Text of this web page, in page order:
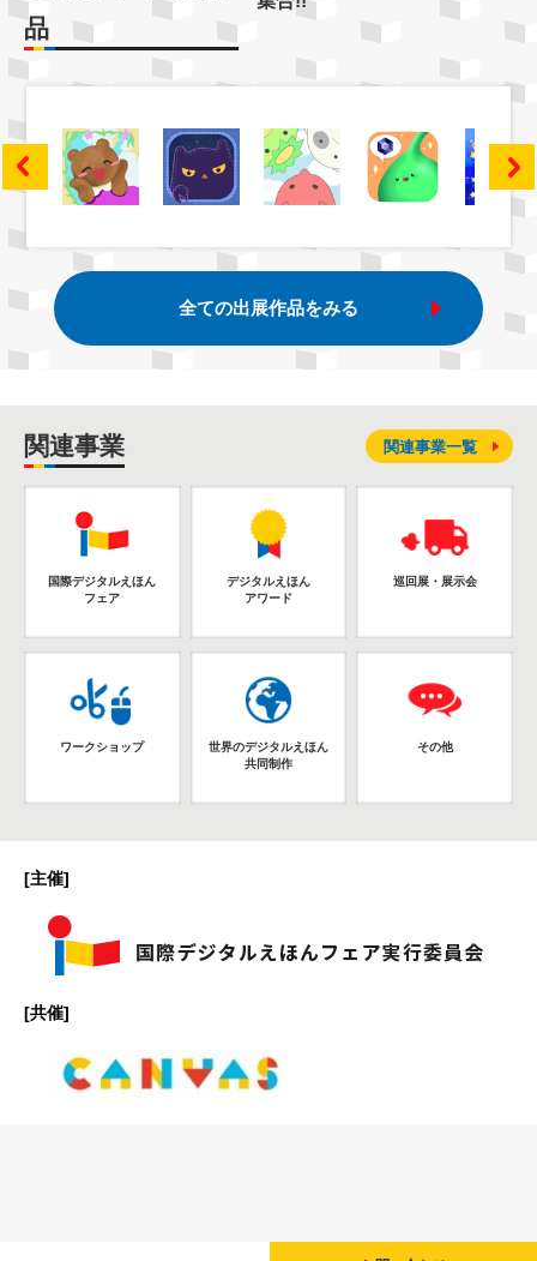
品
全ての出展作品をみる
関連事業
国際デジタルえほん
フェア
デジタルえほん
アワード
巡回展・展示会
ワークショップ
世界のデジタルえほん
共同制作
その他
関連事業一覧
[主催]
[共催]